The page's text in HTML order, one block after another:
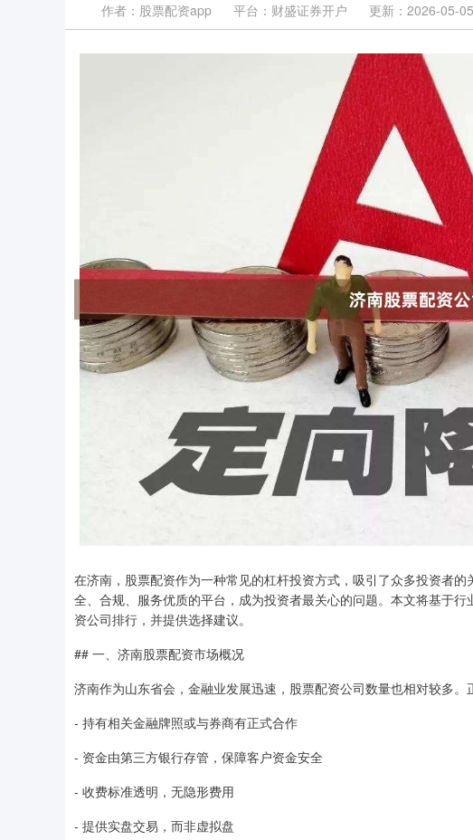
作者：股票配资app 平台：财盛证券开户 更新：2026-05-
在济南，股票配资作为一种常见的杠杆投资方式，吸引了众多投资者
全、合规、服务优质的平台，成为投资者最关心的问题。本文将基于
资公司排行，并提供选择建议。
## 一、济南股票配资市场概况
济南作为山东省会，金融业发展迅速，股票配资公司数量也相对较多。
- 持有相关金融牌照或与券商有正式合作
- 资金由第三方银行存管，保障客户资金安全
- 收费标准透明，无隐形费用
- 提供实盘交易，而非虚拟盘